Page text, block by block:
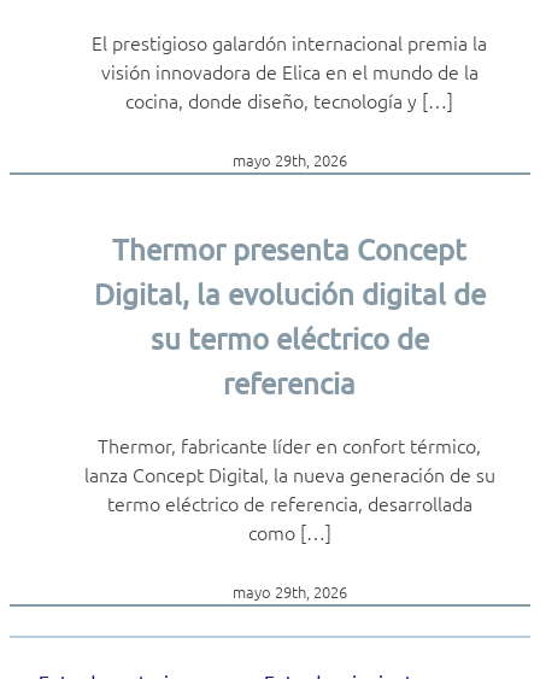
El prestigioso galardón internacional premia la
visión innovadora de Elica en el mundo de la
cocina, donde diseño, tecnología y […]
mayo 29th, 2026
Thermor presenta Concept
Digital, la evolución digital de
su termo eléctrico de
referencia
Thermor, fabricante líder en confort térmico,
lanza Concept Digital, la nueva generación de su
termo eléctrico de referencia, desarrollada
como […]
mayo 29th, 2026